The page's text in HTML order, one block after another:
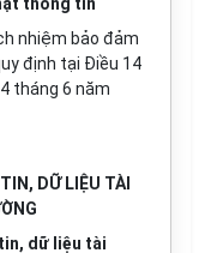
nhiệm bảo đảm
định tại Điều 14
tháng 6 năm
DỮ LIỆU TÀI
dữ liệu tài